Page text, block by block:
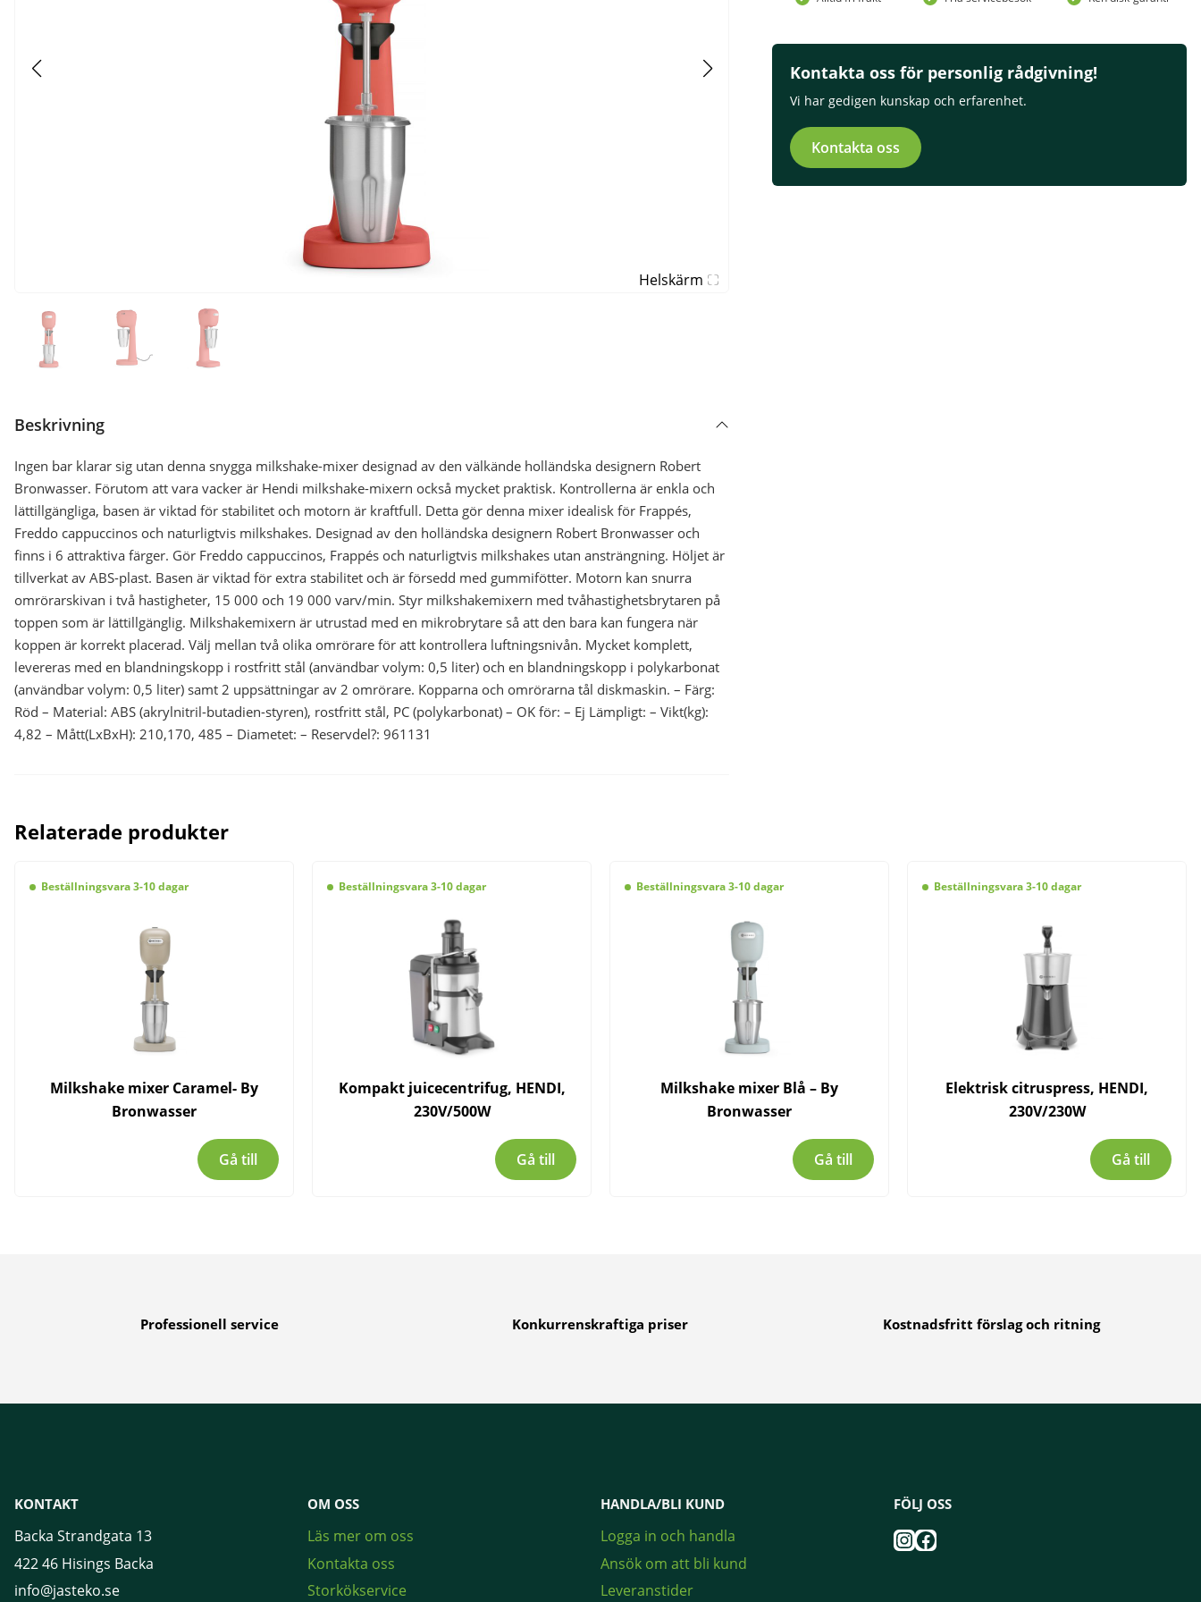
Helskärm
Kontakta oss för personlig rådgivning!
Vi har gedigen kunskap och erfarenhet.
Kontakta oss
Beskrivning
Ingen bar klarar sig utan denna snygga milkshake-mixer designad av den välkände holländska designern Robert
Bronwasser. Förutom att vara vacker är Hendi milkshake-mixern också mycket praktisk. Kontrollerna är enkla och
lättillgängliga, basen är viktad för stabilitet och motorn är kraftfull. Detta gör denna mixer idealisk för Frappés,
Freddo cappuccinos och naturligtvis milkshakes. Designad av den holländska designern Robert Bronwasser och
finns i 6 attraktiva färger. Gör Freddo cappuccinos, Frappés och naturligtvis milkshakes utan ansträngning. Höljet är
tillverkat av ABS-plast. Basen är viktad för extra stabilitet och är försedd med gummifötter. Motorn kan snurra
omrörarskivan i två hastigheter, 15 000 och 19 000 varv/min. Styr milkshakemixern med tvåhastighetsbrytaren på
toppen som är lättillgänglig. Milkshakemixern är utrustad med en mikrobrytare så att den bara kan fungera när
koppen är korrekt placerad. Välj mellan två olika omrörare för att kontrollera luftningsnivån. Mycket komplett,
levereras med en blandningskopp i rostfritt stål (användbar volym: 0,5 liter) och en blandningskopp i polykarbonat
(användbar volym: 0,5 liter) samt 2 uppsättningar av 2 omrörare. Kopparna och omrörarna tål diskmaskin. – Färg:
Röd – Material: ABS (akrylnitril-butadien-styren), rostfritt stål, PC (polykarbonat) – OK för: – Ej Lämpligt: – Vikt(kg):
4,82 – Mått(LxBxH): 210,170, 485 – Diametet: – Reservdel?: 961131
Relaterade produkter
Beställningsvara 3-10 dagar
Milkshake mixer Caramel- By
Bronwasser
Gå till
Beställningsvara 3-10 dagar
Kompakt juicecentrifug, HENDI,
230V/500W
Gå till
Beställningsvara 3-10 dagar
Milkshake mixer Blå – By
Bronwasser
Gå till
Beställningsvara 3-10 dagar
Elektrisk citruspress, HENDI,
230V/230W
Gå till
Professionell service Konkurrenskraftiga priser Kostnadsfritt förslag och ritning
KONTAKT
Backa Strandgata 13
422 46 Hisings Backa
info@jasteko.se
OM OSS
Läs mer om oss
Kontakta oss
Storkökservice
HANDLA/BLI KUND
Logga in och handla
Ansök om att bli kund
Leveranstider
FÖLJ OSS
Instagram
Facebook